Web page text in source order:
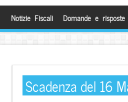
Notizie Fiscali Domande e risposte
Scadenza del 16